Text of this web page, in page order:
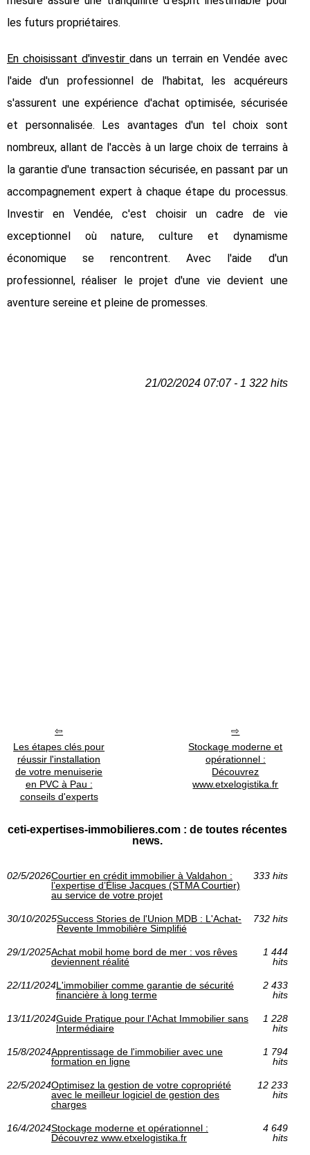
les futurs propriétaires.
En choisissant d'investir dans un terrain en Vendée avec
l'aide d'un professionnel de l'habitat, les acquéreurs
s'assurent une expérience d'achat optimisée, sécurisée
et personnalisée. Les avantages d'un tel choix sont
nombreux, allant de l'accès à un large choix de terrains à
la garantie d'une transaction sécurisée, en passant par un
accompagnement expert à chaque étape du processus.
Investir en Vendée, c'est choisir un cadre de vie
exceptionnel où nature, culture et dynamisme
économique se rencontrent. Avec l'aide d'un
professionnel, réaliser le projet d'une vie devient une
aventure sereine et pleine de promesses.
21/02/2024 07:07 - 1 322 hits
Les étapes clés pour
réussir l'installation
de votre menuiserie
en PVC à Pau :
conseils d'experts
Stockage moderne et
opérationnel :
Découvrez
www.etxelogistika.fr
ceti-expertises-immobilieres.com : de toutes récentes
news.
02/5/2026Courtier en crédit immobilier à Valdahon :
l’expertise d’Élise Jacques (STMA Courtier)
au service de votre projet
333 hits
30/10/2025Success Stories de l'Union MDB : L'Achat-
Revente Immobilière Simplifié
732 hits
29/1/2025Achat mobil home bord de mer : vos rêves
deviennent réalité
1 444
hits
22/11/2024L'immobilier comme garantie de sécurité
financière à long terme
2 433
hits
13/11/2024Guide Pratique pour l'Achat Immobilier sans
Intermédiaire
1 228
hits
15/8/2024Apprentissage de l'immobilier avec une
formation en ligne
1 794
hits
22/5/2024Optimisez la gestion de votre copropriété
avec le meilleur logiciel de gestion des
charges
12 233
hits
16/4/2024Stockage moderne et opérationnel :
Découvrez www.etxelogistika.fr
4 649
hits